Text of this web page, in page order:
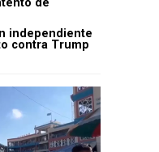
independiente
contra Trump